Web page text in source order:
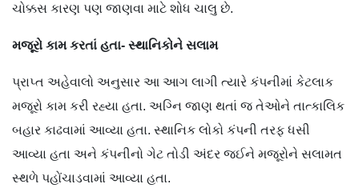
ચોક્કસ કારણ પણ જાણવા માટે શોધ ચાલુ છે.
મજૂરો કામ કરતાં હતા- સ્થાનિકોને સલામ
પ્રાપ્ત અહેવાલો અનુસાર આ આગ લાગી ત્યારે કંપનીમાં કેટલાક
મજૂરો કામ કરી રહ્યા હતા. અગ્નિ જાણ થતાં જ તેઓને તાત્કાલિક
બહાર કાઢવામાં આવ્યા હતા. સ્થાનિક લોકો કંપની તરફ ધસી
આવ્યા હતા અને કંપનીનો ગેટ તોડી અંદર જઈને મજૂરોને સલામત
સ્થળે પહોંચાડવામાં આવ્યા હતા.